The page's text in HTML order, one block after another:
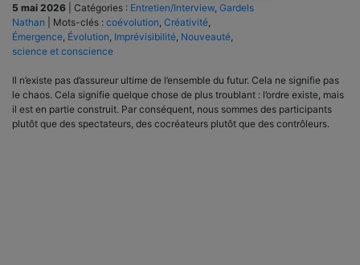
5 mai 2026 Catégories : Entretien/Interview Gardels
Nathan
Mots-clés : coévolution Créativité
Émergence Évolution Imprévisibilité Nouveauté
science et conscience
Il n’existe pas d’assureur ultime de l’ensemble du futur. Cela ne signifie pas
le chaos. Cela signifie quelque chose de plus troublant : l’ordre existe, mais
il est en partie construit. Par conséquent, nous sommes des participants
plutôt que des spectateurs, des cocréateurs plutôt que des contrôleurs.